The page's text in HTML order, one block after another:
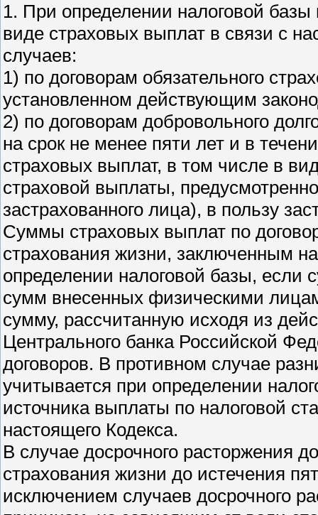
1. При определении налоговой
виде страховых выплат в связи с
случаев:
1) по договорам обязательного
установленном действующим
2) по договорам добровольного
на срок не менее пяти лет и в
страховых выплат, в том числе в
страховой выплаты,
застрахованного лица), в пользу
Суммы страховых выплат по
страхования жизни, заключенным
определении налоговой базы,
сумм внесенных физическими
сумму, рассчитанную исходя из
Центрального банка Российской
договоров. В противном случае
учитывается при определении
источника выплаты по налоговой
настоящего Кодекса.
В случае досрочного расторжения
страхования жизни до истечения
исключением случаев досрочного